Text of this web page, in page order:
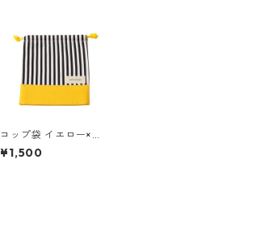
コップ袋 イエロー×ス
トライプ 85-72895-1
¥1,500